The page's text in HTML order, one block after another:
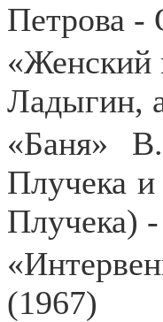
Петрова -
«Женский
Ладыгин,
«Баня»
Плучека
Плучека)
(1967)